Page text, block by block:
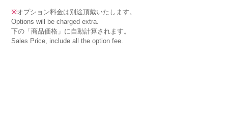
※オプション料金は別途頂戴いたします。
Options will be charged extra.
下の「商品価格」に自動計算されます。
Sales Price, include all the option fee.